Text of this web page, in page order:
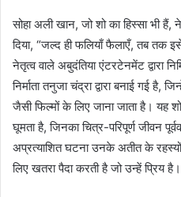
सोहा अली खान, जो शो का हिस्सा भी
दिया, “जल्द ही फलियाँ फैलाएँ, तब तक
नेतृत्व वाले अबुदंतिया एंटरटेनमेंट द्वारा
निर्माता तनुजा चंद्रा द्वारा बनाई गई
जैसी फिल्मों के लिए जाना जाता है। यह
घूमता है, जिनका चित्र-परिपूर्ण जीवन
अप्रत्याशित घटना उनके अतीत के
लिए खतरा पैदा करती है जो उन्हें प्रिय है।